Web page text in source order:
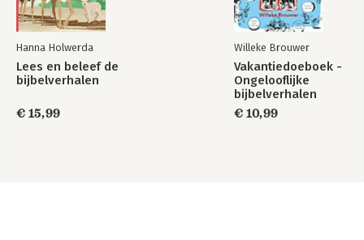
Hanna Holwerda
Lees en beleef de
bijbelverhalen
€ 15,99
Willeke Brouwer
Vakantiedoeboek -
Ongelooflijke
bijbelverhalen
€ 10,99